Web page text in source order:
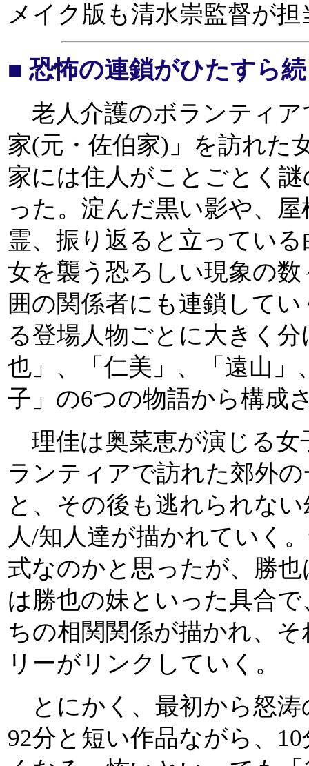
メイク版も清水崇監督が担
■ 恐怖の連鎖がひたすら
老人介護のボランティア
家(元・佐伯家)」を訪れた
家には住人がことごとく
った。淀んだ黒い影や、
霊、振り返ると立ってい
女を襲う恐ろしい現象の
囲の関係者にも連鎖して
る登場人物ごとに大きく
也」、「仁美」、「遠山
子」の6つの物語から構成
理佳は奥菜恵が演じる女
ランティアで訪れた郊外
と、その後も逃れられな
人/知人達が描かれていく
式なのかと思ったが、勝
は勝也の妹といった具合
ちの相関関係が描かれ、
リーがリンクしていく。
とにかく、最初から怒涛
92分と短い作品ながら、